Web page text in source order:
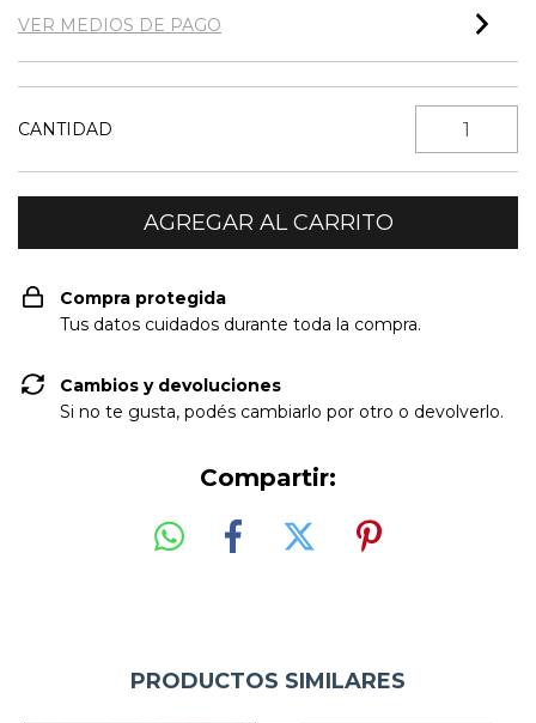
VER MEDIOS DE PAGO
CANTIDAD
Compra protegida
Tus datos cuidados durante toda la compra.
Cambios y devoluciones
Si no te gusta, podés cambiarlo por otro o devolverlo.
Compartir:
PRODUCTOS SIMILARES